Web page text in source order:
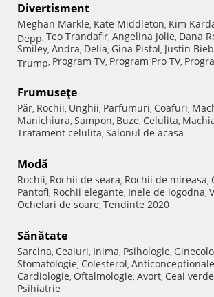
Divertisment
Meghan Markle, Kate Middleton, Kim
Depp, Teo Trandafir, Angelina Jolie, Dana
Smiley, Andra, Delia, Gina Pistol, Justin
Trump, Program TV, Program Pro TV,
Frumuseţe
Păr, Rochii, Unghii, Parfumuri, Coafuri,
Manichiura, Sampon, Buze, Celulita,
Tratament celulita, Salonul de acasa
Modă
Rochii, Rochii de seara, Rochii de mireasa,
Pantofi, Rochii elegante, Inele de logodna,
Ochelari de soare, Tendinte 2020
Sănătate
Sarcina, Ceaiuri, Inima, Psihologie,
Stomatologie, Colesterol, Anticonceptionale
Cardiologie, Oftalmologie, Avort, Ceai verde
Psihiatrie